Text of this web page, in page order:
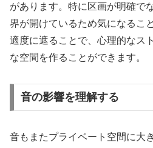
があります。特に区画が明確で
界が開けているため気になるこ
適度に遮ることで、心理的なス
な空間を作ることができます。
音の影響を理解する
音もまたプライベート空間に大